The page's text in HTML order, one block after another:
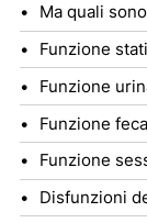
Ma quali
Funzione
Funzione
Funzione
Funzione
Disfunzioni